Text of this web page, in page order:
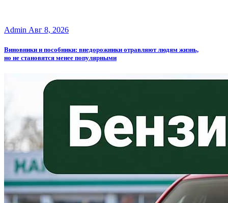
Admin Авг 8, 2026
Виновники и пособники: внедорожники отравляют людям жизнь,
но не становятся менее популярными